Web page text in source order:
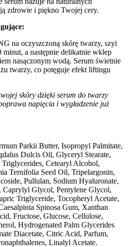
zdrowie i piękno Twojej cery.
na oczyszczoną skórę twarzy, szyi
minut, a następnie delikatnie wklep
nasączonym wodą. Serum świetnie
twarzy, co potęguje efekt liftingu
skóry dzięki serum do twarzy
napięcia i wygładzenie już
Parkii Butter, Isopropyl Palmitate,
Dulcis Oil, Glyceryl Stearate,
Cetearyl Alcohol,
Ternifolia Seed Oil, Tripelargonin,
Pullulan, Sodium Hyaluronate,
Caprylyl Glycol, Pentylene Glycol,
Triglyceride, Tocopheryl Acetate,
Spinosa Gum, Xanthan
Fructose, Glucose, Cellulose,
Hydrogenated Palm Glycerides
Diacetate, Citric Acid, Parfum,
Linalyl Acetate.